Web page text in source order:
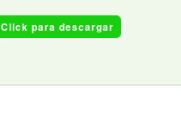
Click para descargar